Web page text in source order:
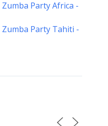
Zumba Party Africa -
Zumba Party Tahiti -